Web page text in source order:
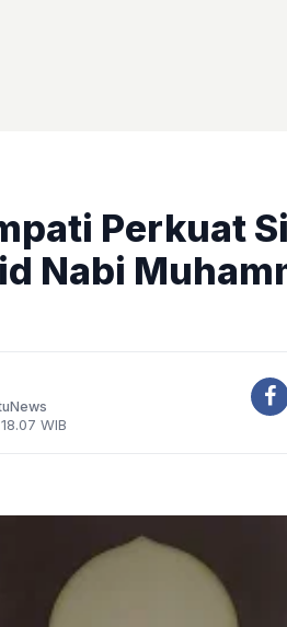
Perkuat
Nabi
WIB